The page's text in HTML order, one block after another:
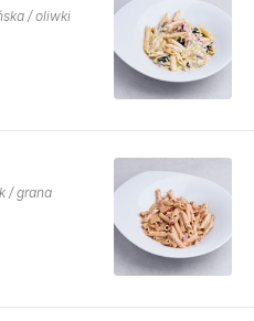
/ oliwki
/ grana